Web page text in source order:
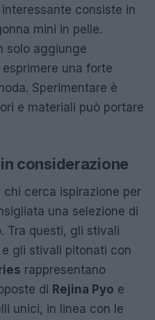
consiste in
mini in pelle.
solo aggiunge
una forte
Sperimentare è
e materiali può portare
considerazione
cerca ispirazione per
una selezione di
Tra questi, gli stivali
e gli stivali pitonati con
rappresentano
di Rejina Pyo e
unici, in linea con le